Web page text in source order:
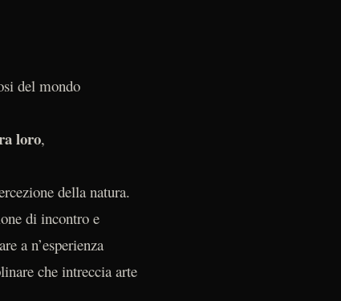
del mondo
loro,
della natura.
di incontro e
a n’esperienza
che intreccia arte